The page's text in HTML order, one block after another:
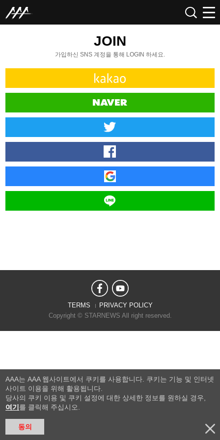
JOIN
가입하신 SNS 계정을 통해 LOGIN 하세요.
TERMS
PRIVACY POLICY
Copyright © STARNEWS All right reserved.
AAA는 AAA 웹사이트에서 쿠키를 사용합니다. 쿠키는 기능 및 인터넷
사이트 이용을 위해 활용됩니다.
당사의 쿠키 이용 및 쿠키 설정에 대한 상세한 정보를 원하실 경우,
여기 를 클릭해 주십시오.
동의